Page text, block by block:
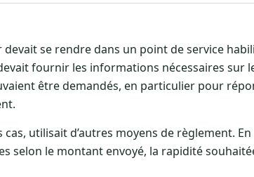
se rendre dans un point de service
fournir les informations nécessaires sur
être demandés, en particulier pour
utilisait d’autres moyens de règlement. En
selon le montant envoyé, la rapidité